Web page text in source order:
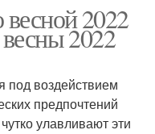
2022
2022
воздействием
предпочтений
улавливают эти